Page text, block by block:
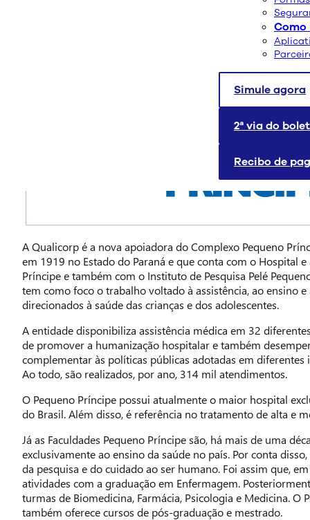
Simule agora
2ª via do
Recibo de
A Qualicorp é a nova apoiadora do Complexo Pequeno
em 1919 no Estado do Paraná e que conta com o Hospital e
Príncipe e também com o Instituto de Pesquisa Pelé
tem como foco o trabalho voltado à assistência, ao ensino e
direcionados à saúde das crianças e dos adolescentes.
A entidade disponibiliza assistência médica em 32
de promover a humanização hospitalar e também
complementar às políticas públicas adotadas em diferentes
Ao todo, são realizados, por ano, 314 mil atendimentos.
O Pequeno Príncipe possui atualmente o maior hospital
do Brasil. Além disso, é referência no tratamento de alta e
Já as Faculdades Pequeno Príncipe são, há mais de uma
exclusivamente ao ensino da saúde no país. Por conta
da pesquisa e do cuidado ao ser humano. Foi assim que,
atividades com a graduação em Enfermagem.
turmas de Biomedicina, Farmácia, Psicologia e Medicina. O
também oferece cursos de pós-graduação e mestrado.